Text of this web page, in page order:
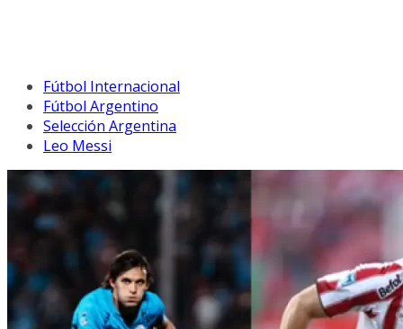
Fútbol Internacional
Fútbol Argentino
Selección Argentina
Leo Messi